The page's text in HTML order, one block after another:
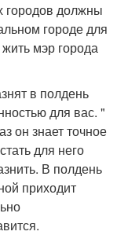
городов должны
городе для
мэр города
в полдень
для вас. "
он знает точное
для него
В полдень
приходит